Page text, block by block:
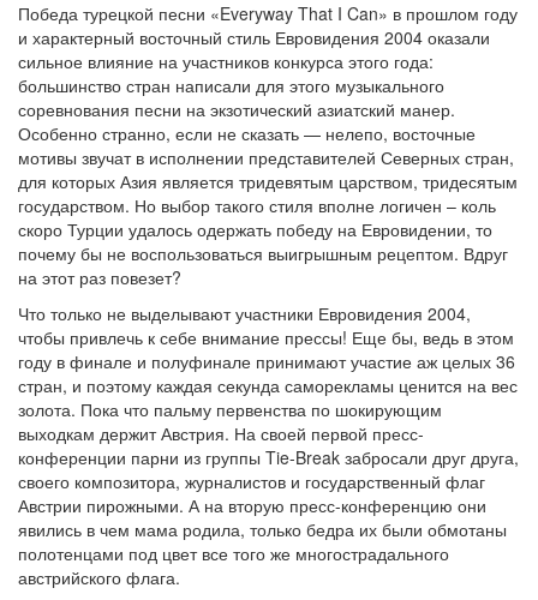
Победа турецкой песни «Everyway That I Can» в прошлом году
и характерный восточный стиль Евровидения 2004 оказали
сильное влияние на участников конкурса этого года:
большинство стран написали для этого музыкального
соревнования песни на экзотический азиатский манер.
Особенно странно, если не сказать — нелепо, восточные
мотивы звучат в исполнении представителей Северных стран,
для которых Азия является тридевятым царством, тридесятым
государством. Но выбор такого стиля вполне логичен – коль
скоро Турции удалось одержать победу на Евровидении, то
почему бы не воспользоваться выигрышным рецептом. Вдруг
на этот раз повезет?
Что только не выделывают участники Евровидения 2004,
чтобы привлечь к себе внимание прессы! Еще бы, ведь в этом
году в финале и полуфинале принимают участие аж целых 36
стран, и поэтому каждая секунда саморекламы ценится на вес
золота. Пока что пальму первенства по шокирующим
выходкам держит Австрия. На своей первой пресс-
конференции парни из группы Tie-Break забросали друг друга,
своего композитора, журналистов и государственный флаг
Австрии пирожными. А на вторую пресс-конференцию они
явились в чем мама родила, только бедра их были обмотаны
полотенцами под цвет все того же многострадального
австрийского флага.